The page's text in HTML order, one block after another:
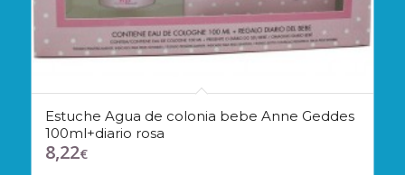
Estuche Agua de colonia bebe Anne Geddes
100ml+diario rosa
8,22€